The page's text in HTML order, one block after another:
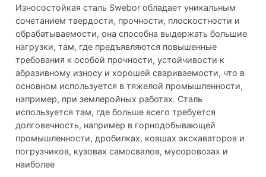
Износостойкая сталь Swebor обладает уникальным
сочетанием твердости, прочности, плоскостности и
обрабатываемости, она способна выдержать большие
нагрузки, там, где предъявляются повышенные
требования к особой прочности, устойчивости к
абразивному износу и хорошей свариваемости, что в
основном используется в тяжелой промышленности,
например, при землеройных работах. Сталь
используется там, где больше всего требуется
долговечность, например в горнодобывающей
промышленности, дробилках, ковшах экскаваторов и
погрузчиков, кузовах самосвалов, мусоровозах и
наиболее